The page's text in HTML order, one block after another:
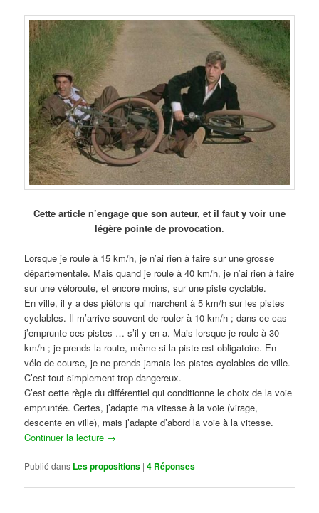
Cette article n’engage que son auteur, et il faut y voir une
légère pointe de provocation.
Lorsque je roule à 15 km/h, je n’ai rien à faire sur une grosse
départementale. Mais quand je roule à 40 km/h, je n’ai rien à faire
sur une véloroute, et encore moins, sur une piste cyclable.
En ville, il y a des piétons qui marchent à 5 km/h sur les pistes
cyclables. Il m’arrive souvent de rouler à 10 km/h ; dans ce cas
j’emprunte ces pistes … s’il y en a. Mais lorsque je roule à 30
km/h ; je prends la route, même si la piste est obligatoire. En
vélo de course, je ne prends jamais les pistes cyclables de ville.
C’est tout simplement trop dangereux.
C’est cette règle du différentiel qui conditionne le choix de la voie
empruntée. Certes, j’adapte ma vitesse à la voie (virage,
descente en ville), mais j’adapte d’abord la voie à la vitesse.
Continuer la lecture →
Publié dans Les propositions |4 Réponses